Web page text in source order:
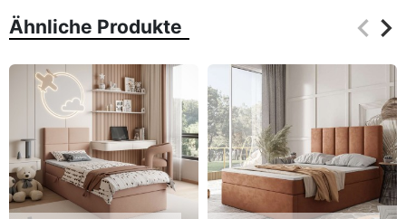
Ähnliche Produkte keyboard_arrow_left
keyboard_arrow_right